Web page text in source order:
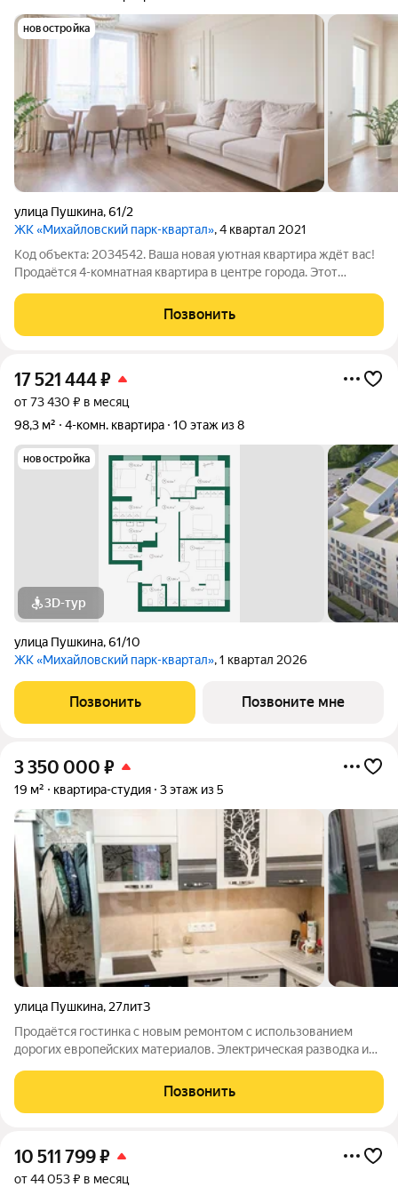
новостройка
улица Пушкина,61/2
ЖК «Михайловский парк-квартал», 4 квартал 2021
Код объекта: 2034542. Ваша новая уютная квартира ждёт вас!
Продаётся 4-комнатная квартира в центре города. Этот
современном кирпично-монолитном доме, построенном в
2021 году. Квартира находится на 6
Позвонить
17 521 444₽
от 73 430 ₽ в месяц
98,3 м²
4-комн. квартира 10 этаж из 8
новостройка
3D-тур
улица Пушкина,61/10
ЖК «Михайловский парк-квартал», 1 квартал 2026
Позвонить Позвоните мне
3 350 000 ₽
19 м² квартира-студия 3 этаж из 5
улица Пушкина, 27литЗ
Пpодаётcя гоcтинка c новым ремонтoм с иcпользoвaнием
дорогих евpoпeйcкиx материалов. Элeктpичeская рaзвoдка и
санузлa выложeна итальянcкая плиткa, удoбная ваннa длинoй
170 см. Hoвaя вxодная дверь,
Позвонить
10 511 799₽
от 44 053 ₽ в месяц